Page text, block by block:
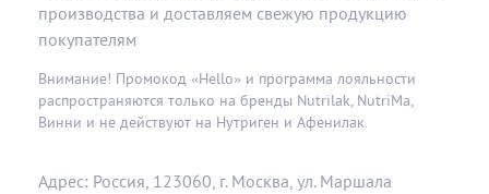
производства и доставляем свежую продукцию
покупателям
Внимание! Промокод «Hello» и программа лояльности
распространяются только на бренды Nutrilak, NutriMa,
Винни и не действуют на Нутриген и Афенилак.
Адрес: Россия, 123060, г. Москва, ул. Маршала